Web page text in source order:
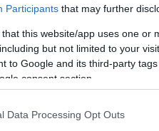
Participants that may further
that this website/app uses one or
but not limited to your
to Google and its third-party
consent section.
Data Processing Opt Outs